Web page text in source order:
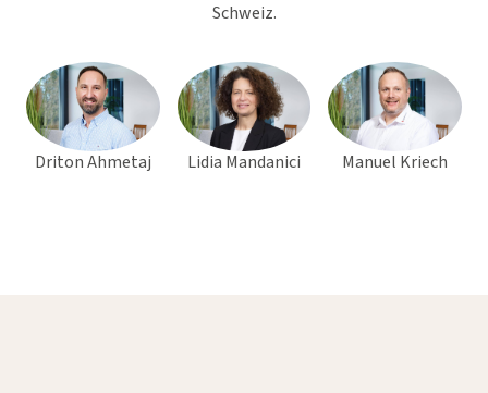
Schweiz.
Driton Ahmetaj Lidia Mandanici Manuel Kriech